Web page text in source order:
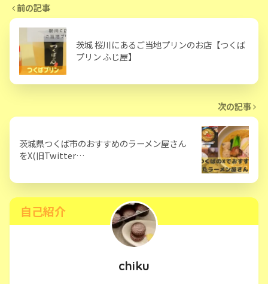
前の記事
茨城 桜川にあるご当地プリンのお店【つくば
プリン ふじ屋】
次の記事
茨城県つくば市のおすすめのラーメン屋さん
をX(旧Twitter…
自己紹介
chiku